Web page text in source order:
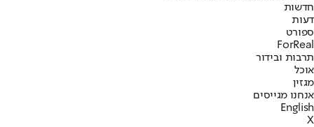
חדשות
דעות
ספורט
ForReal
תרבות ובידור
אוכל
מגזין
אנחנו מגייסים
English
X